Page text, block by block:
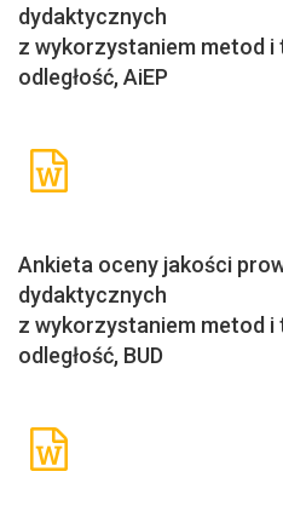
dydaktycznych
z wykorzystaniem metod i
odległość, AiEP
Ankieta oceny jakości
dydaktycznych
z wykorzystaniem metod i
odległość, BUD